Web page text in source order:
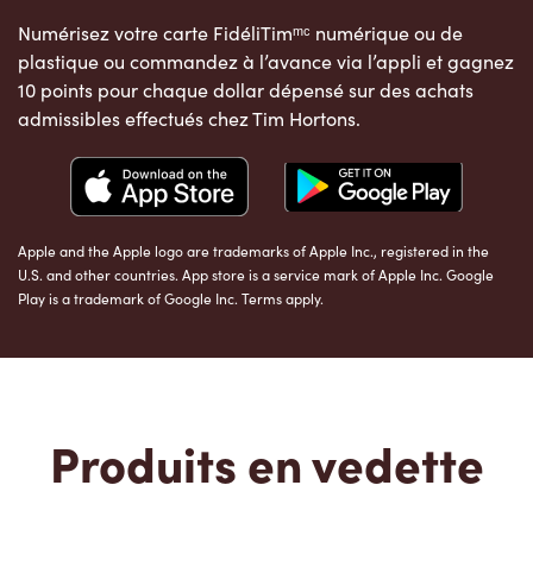
Numérisez votre carte FidéliTimᵐᶜ numérique ou de
plastique ou commandez à l’avance via l’appli et gagnez
10 points pour chaque dollar dépensé sur des achats
admissibles effectués chez Tim Hortons.
Apple and the Apple logo are trademarks of Apple Inc., registered in the
U.S. and other countries. App store is a service mark of Apple Inc. Google
Play is a trademark of Google Inc. Terms apply.
Produits en vedette